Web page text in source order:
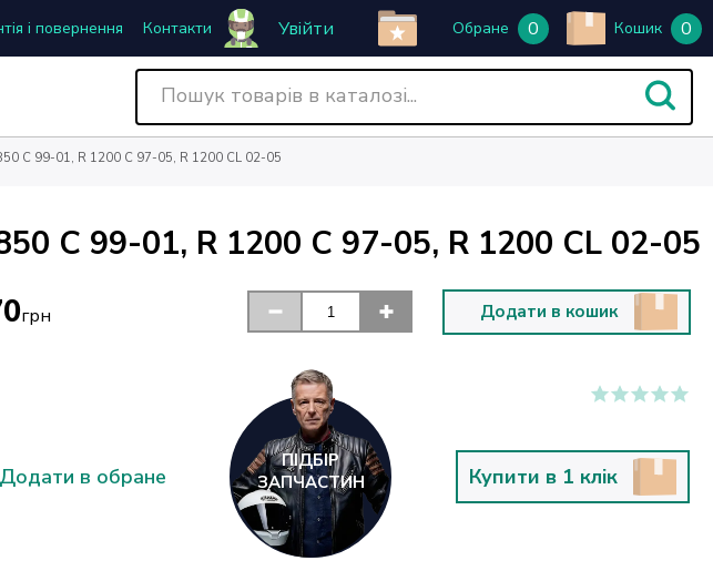
і повернення Контакти Увійти Обране 0 Кошик 0
C 99-01, R 1200 C 97-05, R 1200 CL 02-05
C 99-01, R 1200 C 97-05, R 1200 CL 02-05
грн Додати в кошик
Додати в обране
ПІДБІР
ЗАПЧАСТИН
Купити в 1 клік